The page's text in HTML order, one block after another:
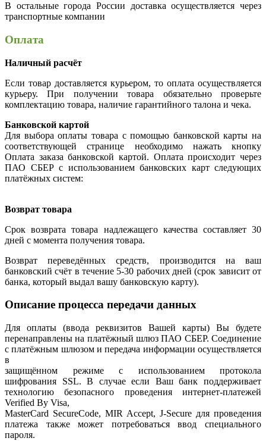
В остальные города России доставка осуществляется через
транспортные компании
Оплата
Наличный расчёт
Если товар доставляется курьером, то оплата осуществляется
курьеру. При получении товара обязательно проверьте
комплектацию товара, наличие гарантийного талона и чека.
Банковской картой
Для выбора оплаты товара с помощью банковской карты на
соответствующей странице необходимо нажать кнопку
Оплата заказа банковской картой. Оплата происходит через
ПАО СБЕР с использованием банковских карт следующих
платёжных систем:
Возврат товара
Срок возврата товара надлежащего качества составляет 30
дней с момента получения товара.
Возврат переведённых средств, производится на ваш
банковский счёт в течение 5-30 рабочих дней (срок зависит от
банка, который выдал вашу банковскую карту).
Описание процесса передачи данных
Для оплаты (ввода реквизитов Вашей карты) Вы будете
перенаправлены на платёжный шлюз ПАО СБЕР. Соединение
с платёжным шлюзом и передача информации осуществляется
в
защищённом режиме с использованием протокола
шифрования SSL. В случае если Ваш банк поддерживает
технологию безопасного проведения интернет-платежей
Verified By Visa,
MasterCard SecureCode, MIR Accept, J-Secure для проведения
платежа также может потребоваться ввод специального
пароля.